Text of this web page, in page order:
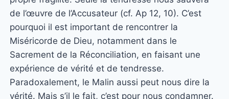
de l’œuvre de l’Accusateur (cf. Ap 12, 10). C’est
pourquoi il est important de rencontrer la
Miséricorde de Dieu, notamment dans le
Sacrement de la Réconciliation, en faisant une
expérience de vérité et de tendresse.
Paradoxalement, le Malin aussi peut nous dire la
vérité. Mais s’il le fait, c’est pour nous condamner.